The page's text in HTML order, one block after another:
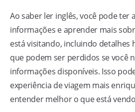
Ao saber ler inglês, você pode ter
informações e aprender mais
está visitando, incluindo detalhes
que podem ser perdidos se você
informações disponíveis. Isso
experiência de viagem mais
entender melhor o que está